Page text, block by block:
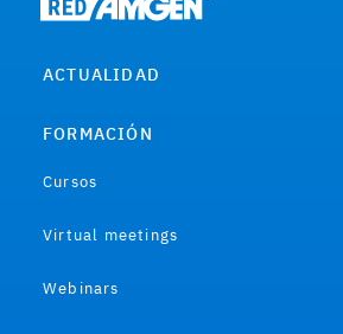
ACTUALIDAD
FORMACIÓN
Cursos
Virtual meetings
Webinars